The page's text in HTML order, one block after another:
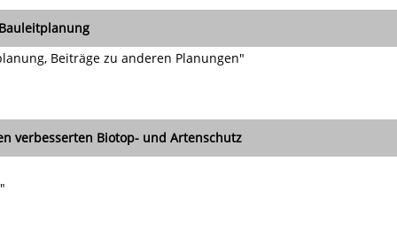
Beiträge zu anderen Planungen"
verbesserten Biotop- und Artenschutz